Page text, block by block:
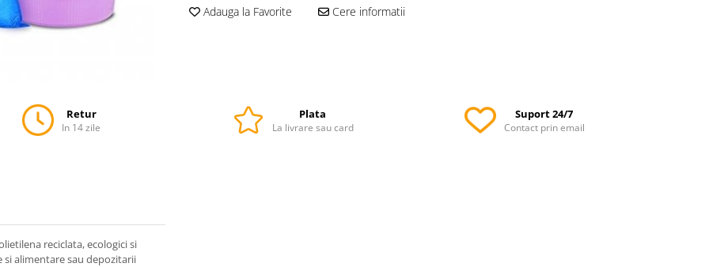
Adauga la Favorite Cere informatii
Retur
In 14 zile
Plata
La livrare sau card
Suport 24/7
Contact prin email
reciclata, ecologici si
alimentare sau depozitarii